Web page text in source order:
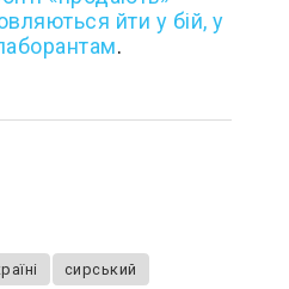
йти у бій, у
.
сирський